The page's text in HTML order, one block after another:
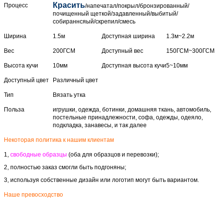
Процесс Красить/напечатал/покрыл/бронзированный/
почищенный щеткой/задавленный/выбитый/
собираннсяый/скрепил/смесь
Ширина 1.5м Доступная ширина 1.3м~2.2м
Вес 200ГСМ Доступный вес 150ГСМ~300ГСМ
Высота кучи 10мм Доступная высота кучи5~10мм
Доступный цвет Различный цвет
Тип Вязать утка
Польза
игрушки, одежда, ботинки, домашняя ткань, автомобиль,
постельные принадлежности, софа, одежды, одеяло,
подкладка, занавесы, и так далее
Некоторая политика к нашим клиентам
1, свободные образцы (оба для образцов и перевозки);
2, полностью заказ смогли быть подгоняны;
3, используя собственные дизайн или логотип могут быть вариантом.
Наше превосходство